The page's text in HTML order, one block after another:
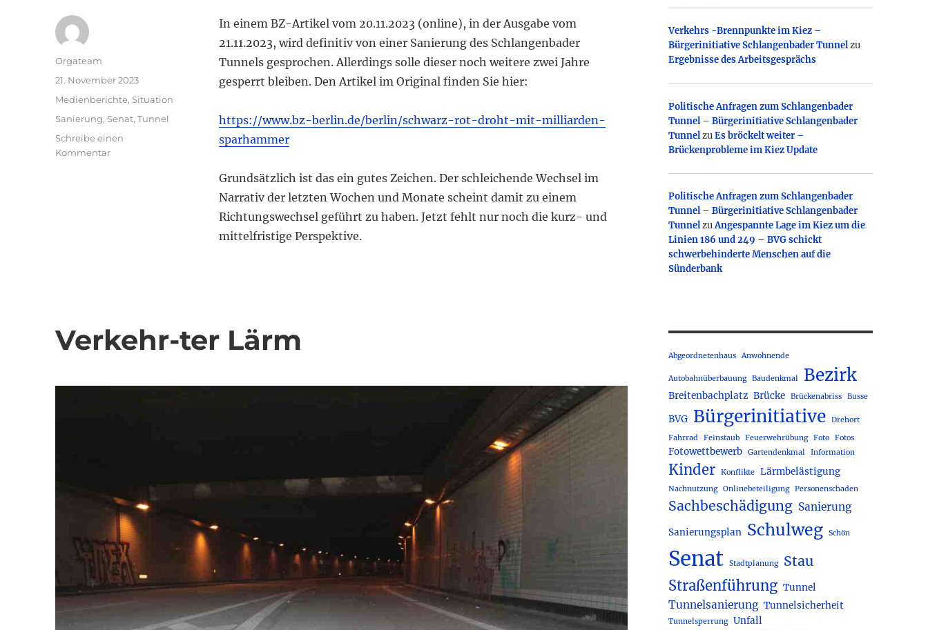
In einem BZ-Artikel vom 20.11.2023 (online), in der Ausgabe vom
21.11.2023, wird definitiv von einer Sanierung des Schlangenbader
Tunnels gesprochen. Allerdings solle dieser noch weitere zwei Jahre
gesperrt bleiben. Den Artikel im Original finden Sie hier:
https://www.bz-berlin.de/berlin/schwarz-rot-droht-mit-milliarden-
sparhammer
Grundsätzlich ist das ein gutes Zeichen. Der schleichende Wechsel im
Narrativ der letzten Wochen und Monate scheint damit zu einem
Richtungswechsel geführt zu haben. Jetzt fehlt nur noch die kurz- und
mittelfristige Perspektive.
Autor
Orgateam
Veröffentlicht
21. November 2023
Kategorien
Medienberichte, Situation
Schlagwörter
Sanierung, Senat,Tunnel
Schreibe einen
Kommentarzu
Verkehr-ter Lärm
Verkehrs -Brennpunkte im Kiez –
Bürgerinitiative Schlangenbader Tunnelzu
Ergebnisse des Arbeitsgesprächs
Politische Anfragen zum Schlangenbader
Tunnel – Bürgerinitiative Schlangenbader
TunnelzuEs bröckelt weiter –
Brückenprobleme im Kiez Update
Politische Anfragen zum Schlangenbader
Tunnel – Bürgerinitiative Schlangenbader
TunnelzuAngespannte Lage im Kiez um die
Linien 186 und 249 – BVG schickt
schwerbehinderte Menschen auf die
Sünderbank
Abgeordnetenhaus Anwohnende
Autobahnüberbauung Baudenkmal Bezirk
Breitenbachplatz Brücke Brückenabriss Busse
BVG Bürgerinitiative
Drehort
Fahrrad
Feinstaub Feuerwehrübung Foto Fotos
Fotowettbewerb Gartendenkmal Information
Kinder Konflikte Lärmbelästigung
Nachnutzung Onlinebeteiligung Personenschaden
Sachbeschädigung Sanierung
Sanierungsplan Schulweg Schön
Senat Stadtplanung Stau
Straßenführung Tunnel
Tunnelsanierung Tunnelsicherheit
Tunnelsperrung Unfall